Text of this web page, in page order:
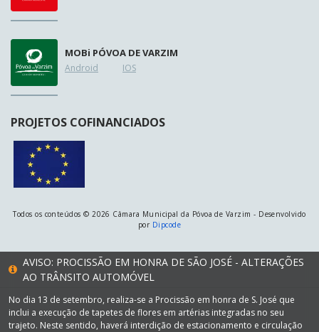
MOBi PÓVOA DE VARZIM
Android IOS
PROJETOS COFINANCIADOS
Todos os conteúdos © 2026 Câmara Municipal da Póvoa de Varzim - Desenvolvido
por Dipcode
AVISO: PROCISSÃO EM HONRA DE SÃO JOSÉ - ALTERAÇÕES
AO TRÂNSITO AUTOMÓVEL
No dia 13 de setembro, realiza-se a Procissão em honra de S. José que
inclui a execução de tapetes de flores em artérias integradas no seu
trajeto. Neste sentido, haverá interdição de estacionamento e circulação